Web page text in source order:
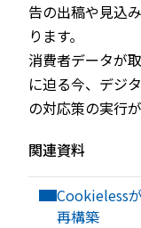
告の出稿や見込
ります。
消費者データが
に迫る今、デジ
の対応策の実行
関連資料
Cookieless
再構築